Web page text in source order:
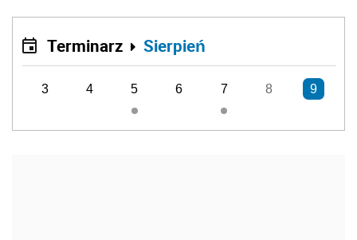
Terminarz Sierpień
3 4 5 6 7 8 9